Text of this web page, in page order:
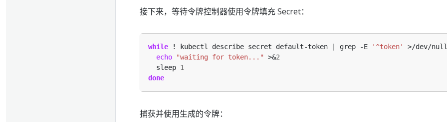
接下来，等待令牌控制器使用令牌填充 Secret：
while ! kubectl describe secret default-token | grep -E '^token'
>/dev/
echo
"waiting for token..." >&2
  sleep
1
done
捕获并使用生成的令牌：